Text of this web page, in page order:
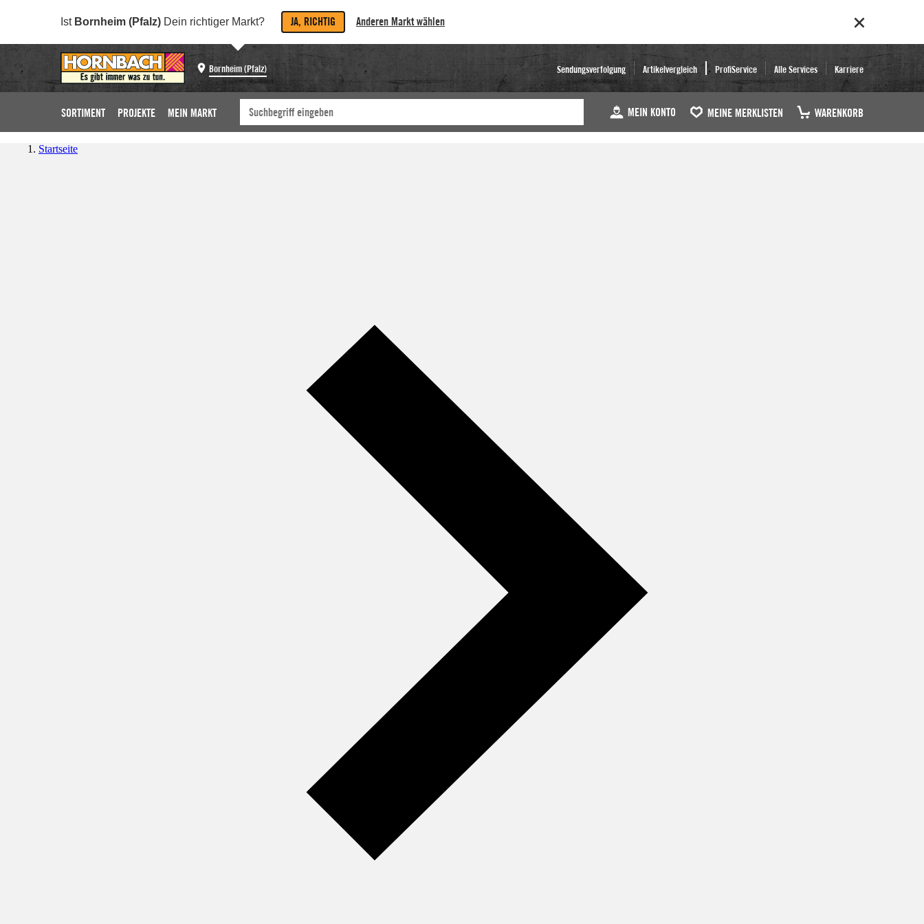
Ist Bornheim (Pfalz) Dein richtiger Markt? JA, RICHTIG Anderen Markt wählen
Bornheim (Pfalz) Sendungsverfolgung Artikelvergleich ProfiService Alle Services Karriere
SORTIMENT PROJEKTE MEIN MARKT MEIN KONTO MEINE MERKLISTEN WARENKORB
Startseite